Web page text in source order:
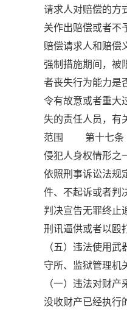
请求人对赔偿的方
关作出赔偿或者
赔偿请求人和赔
强制措施期间，被
者丧失行为能力
令有故意或者重
失的责任人员，
范围 第十七条 行
侵犯人身权情形
依照刑事诉讼法规
件、不起诉或者
判决宣告无罪终
刑讯逼供或者以
（五）违法使用
守所、监狱管理
（一）违法对财
没收财产已经执